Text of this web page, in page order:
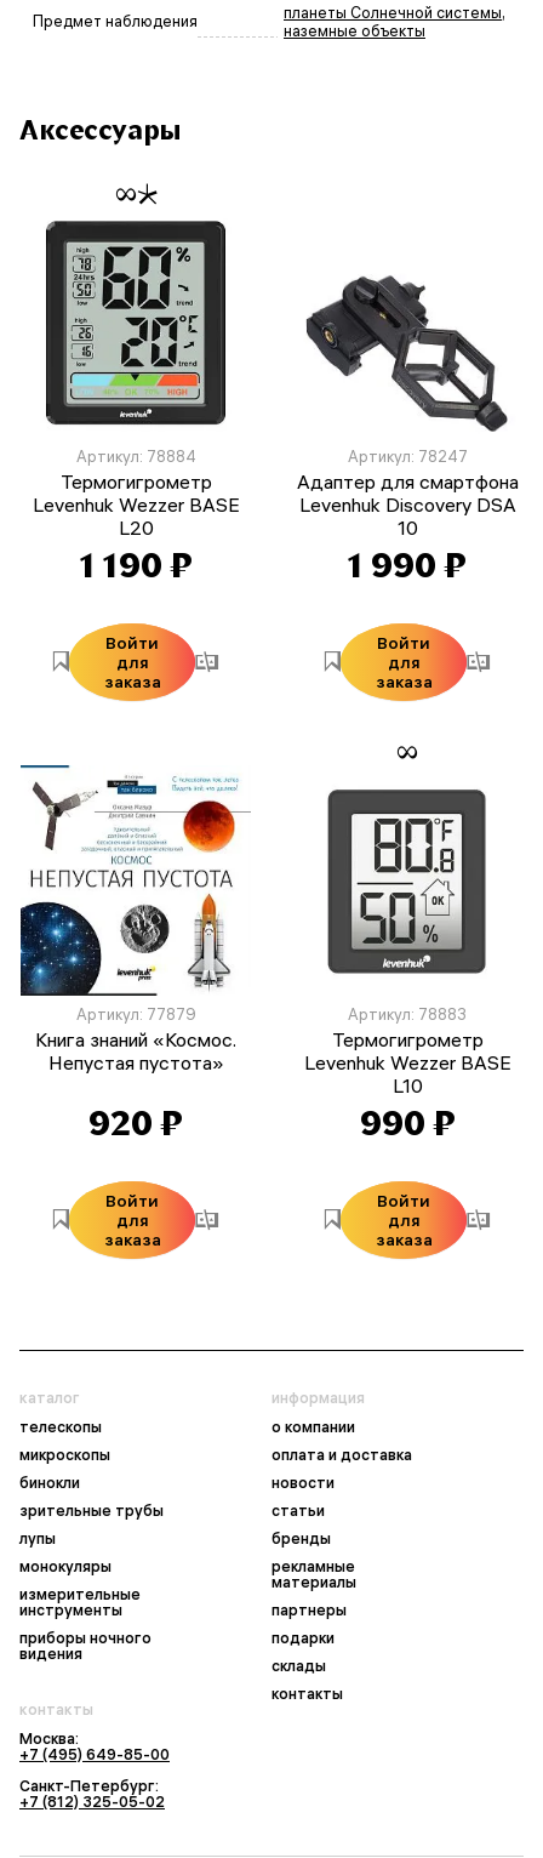
Предмет наблюдения планеты Солнечной системы,
наземные объекты
Аксессуары
Артикул: 78884
Термогигрометр
Levenhuk Wezzer BASE
L20
1 190 ₽
Войти
для
заказа
Артикул: 78247
Адаптер для смартфона
Levenhuk Discovery DSA
10
1 990 ₽
Войти
для
заказа
Артикул: 77879
Книга знаний «Космос.
Непустая пустота»
920 ₽
Войти
для
заказа
Артикул: 78883
Термогигрометр
Levenhuk Wezzer BASE
L10
990 ₽
Войти
для
заказа
каталог
телескопы
микроскопы
бинокли
зрительные трубы
лупы
монокуляры
измерительные
инструменты
приборы ночного
видения
информация
о компании
оплата и доставка
новости
статьи
бренды
рекламные
материалы
партнеры
подарки
склады
контакты
контакты
Москва:
+7 (495) 649-85-00
Санкт-Петербург:
+7 (812) 325-05-02